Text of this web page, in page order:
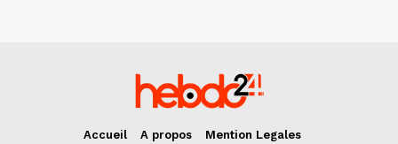
Accueil A propos
Mention Legales